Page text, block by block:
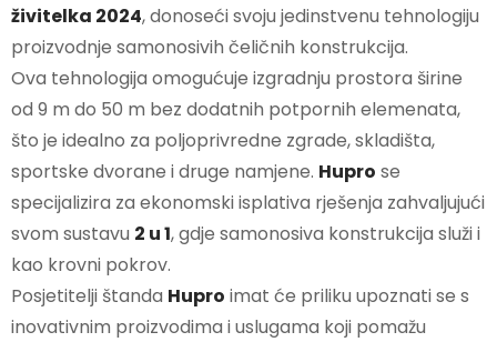
živitelka 2024, donoseći svoju jedinstvenu tehnologiju
proizvodnje samonosivih čeličnih konstrukcija.
Ova tehnologija omogućuje izgradnju prostora širine
od 9 m do 50 m bez dodatnih potpornih elemenata,
što je idealno za poljoprivredne zgrade, skladišta,
sportske dvorane i druge namjene. Hupro se
specijalizira za ekonomski isplativa rješenja zahvaljujući
svom sustavu 2 u 1, gdje samonosiva konstrukcija služi i
kao krovni pokrov.
Posjetitelji štanda Hupro imat će priliku upoznati se s
inovativnim proizvodima i uslugama koji pomažu